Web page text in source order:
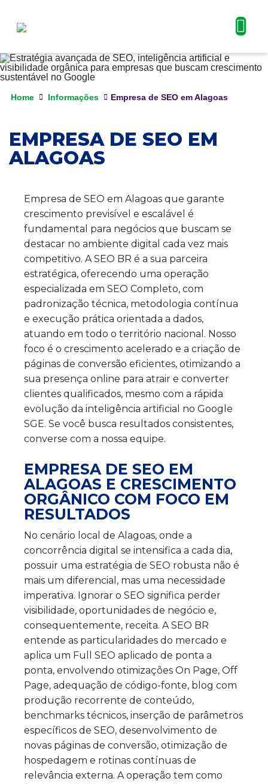
Home Informações Empresa de SEO em Alagoas
EMPRESA DE SEO EM
ALAGOAS
Empresa de SEO em Alagoas que garante
crescimento previsível e escalável é
fundamental para negócios que buscam se
destacar no ambiente digital cada vez mais
competitivo. A SEO BR é a sua parceira
estratégica, oferecendo uma operação
especializada em SEO Completo, com
padronização técnica, metodologia contínua
e execução prática orientada a dados,
atuando em todo o território nacional. Nosso
foco é o crescimento acelerado e a criação de
páginas de conversão eficientes, otimizando a
sua presença online para atrair e converter
clientes qualificados, mesmo com a rápida
evolução da inteligência artificial no Google
SGE. Se você busca resultados consistentes,
converse com a nossa equipe.
EMPRESA DE SEO EM
ALAGOAS E CRESCIMENTO
ORGÂNICO COM FOCO EM
RESULTADOS
No cenário local de Alagoas, onde a
concorrência digital se intensifica a cada dia,
possuir uma estratégia de SEO robusta não é
mais um diferencial, mas uma necessidade
imperativa. Ignorar o SEO significa perder
visibilidade, oportunidades de negócio e,
consequentemente, receita. A SEO BR
entende as particularidades do mercado e
aplica um Full SEO aplicado de ponta a
ponta, envolvendo otimizações On Page, Off
Page, adequação de código-fonte, blog com
produção recorrente de conteúdo,
benchmarks técnicos, inserção de parâmetros
específicos de SEO, desenvolvimento de
novas páginas de conversão, otimização de
hospedagem e rotinas contínuas de
relevância externa. A operação tem como